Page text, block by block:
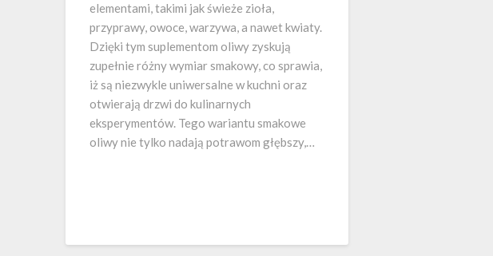
elementami, takimi jak świeże zioła,
przyprawy, owoce, warzywa, a nawet kwiaty.
Dzięki tym suplementom oliwy zyskują
zupełnie różny wymiar smakowy, co sprawia,
iż są niezwykle uniwersalne w kuchni oraz
otwierają drzwi do kulinarnych
eksperymentów. Tego wariantu smakowe
oliwy nie tylko nadają potrawom głębszy,…